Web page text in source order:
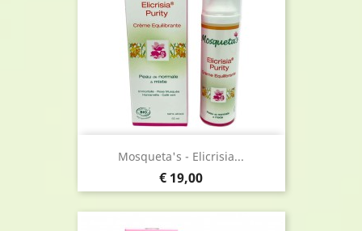
Mosqueta's - Elicrisia...
Prijs
€ 19,00